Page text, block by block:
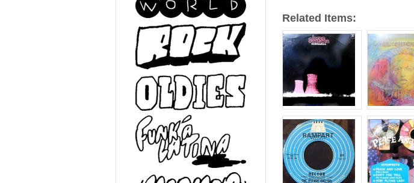
Related Items: